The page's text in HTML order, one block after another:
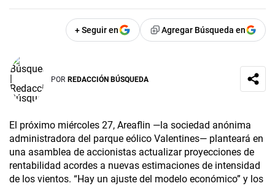
+ Seguir en Agregar Búsqueda en
POR REDACCIÓN BÚSQUEDA
El próximo miércoles 27, Areaflin —la sociedad anónima
administradora del parque eólico Valentines— planteará en
una asamblea de accionistas actualizar proyecciones de
rentabilidad acordes a nuevas estimaciones de intensidad
de los vientos. “Hay un ajuste del modelo económico” y los